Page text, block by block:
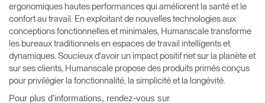
Valider Créer un compte
ergonomiques hautes performances qui améliorent la santé et le
confort au travail. En exploitant de nouvelles technologies aux
conceptions fonctionnelles et minimales, Humanscale transforme
les bureaux traditionnels en espaces de travail intelligents et
dynamiques. Soucieux d'avoir un impact positif net sur la planète et
sur ses clients, Humanscale propose des produits primés conçus
pour privilégier la fonctionnalité, la simplicité et la longévité.
Pour plus d'informations, rendez-vous sur